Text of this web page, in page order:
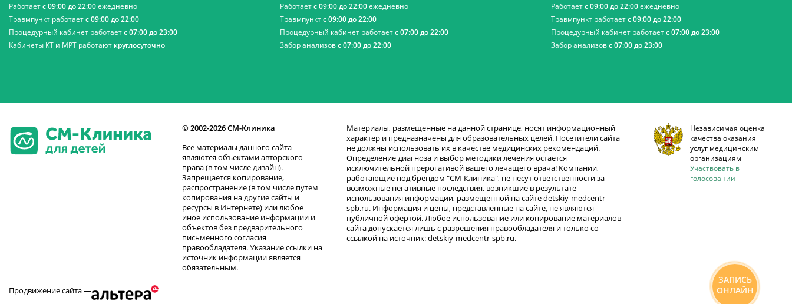
Работаетс 09:00 до 22:00ежедневно
Травмпункт работаетс 09:00 до 22:00
Процедурный кабинет работаетс 07:00 до 23:00
Кабинеты КТ и МРТ работают круглосуточно
Работаетс 09:00 до 22:00ежедневно
Травмпунктс 09:00 до 22:00
Процедурный кабинет работаетс 07:00 до 22:00
Забор анализовс 07:00 до 22:00
Работаетс 09:00 до 22:00ежедневно
Травмпункт работаетс 09:00 до 22:00
Процедурный кабинет работаетс 07:00 до 23:00
Забор анализовс 07:00 до 23:00
© 2002-2026 СМ-Клиника
Все материалы данного сайта
являются объектами авторского
права (в том числе дизайн).
Запрещается копирование,
распространение (в том числе путем
копирования на другие сайты и
ресурсы в Интернете) или любое
иное использование информации и
объектов без предварительного
письменного согласия
правообладателя. Указание ссылки на
источник информации является
обязательным.
Материалы, размещенные на данной странице, носят информационный
характер и предназначены для образовательных целей. Посетители сайта
не должны использовать их в качестве медицинских рекомендаций.
Определение диагноза и выбор методики лечения остается
исключительной прерогативой вашего лечащего врача! Компании,
работающие под брендом "СМ-Клиника", не несут ответственности за
возможные негативные последствия, возникшие в результате
использования информации, размещенной на сайте detskiy-medcentr-
spb.ru. Информация и цены, представленные на сайте, не являются
публичной офертой. Любое использование или копирование материалов
сайта допускается лишь с разрешения правообладателя и только со
ссылкой на источник: detskiy-medcentr-spb.ru.
Независимая оценка
качества оказания
услуг медицинским
организациям
Участвовать в
голосовании
Продвижение сайта —
ЗАПИСЬ
ОНЛАЙН